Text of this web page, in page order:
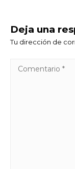
Deja una
Tu dirección de